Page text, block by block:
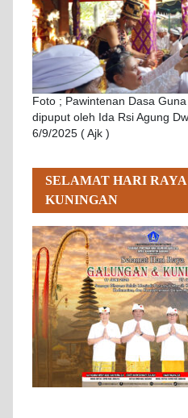
Foto ; Pawintenan Dasa
dipuput oleh Ida Rsi Agung
6/9/2025 ( Ajk )
SELAMAT HARI
KUNINGAN